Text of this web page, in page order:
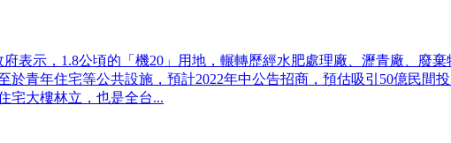
表示，1.8公頃的「機20」用地，輾轉歷經水肥處理廠、瀝青廠、廢
青年住宅等公共設施，預計2022年中公告招商，預估吸引50億民間
宅大樓林立，也是全台...